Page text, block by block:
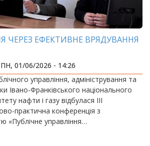
ЧЕРЕЗ ЕФЕКТИВНЕ ВРЯДУВАННЯ
ПН, 01/06/2026 - 14:26
управління, адміністрування та
Івано-Франківського національного
нафти і газу відбулася ІІІ
практична конференція з
«Публічне управління…